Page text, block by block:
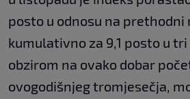
posto u odnosu na prethodni
kumulativno za 9,1 posto u tri
obzirom na ovako dobar
ovogodišnjeg tromjesečja,